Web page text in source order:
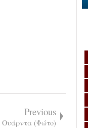
Previous
Ουάρντα (Φώτο)